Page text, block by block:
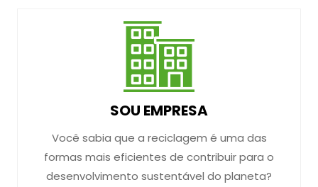
SOU EMPRESA
Você sabia que a reciclagem é uma das
formas mais eficientes de contribuir para o
desenvolvimento sustentável do planeta?